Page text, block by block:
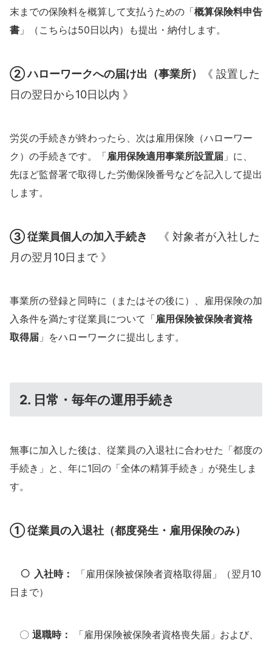
末までの保険料を概算して支払うための「概算保険料申告
書 」（こちらは50日以内）も提出・納付します。
②ハローワークへの届け出（事業所）
《 設置した
日の翌日から10日以内 》
労災の手続きが終わったら、次は雇用保険（ハローワー
ク）の手続きです。「雇用保険適用事業所設置届 」に、
先ほど監督署で取得した労働保険番号などを記入して提出
します。
③従業員個人の加入手続き
《 対象者が入社した
月の翌月10日まで 》
事業所の登録と同時に（またはその後に）、雇用保険の加
入条件を満たす従業員について「雇用保険被保険者資格
取得届 」をハローワークに提出します。
2. 日常・毎年の運用手続き
無事に加入した後は、従業員の入退社に合わせた「都度の
手続き」と、年に1回の「全体の精算手続き」が発生しま
す。
① 従業員の入退社（都度発生・雇用保険のみ）
入社時：
「雇用保険被保険者資格取得届」（翌月10
日まで）
〇 退職時： 「雇用保険被保険者資格喪失届」および、